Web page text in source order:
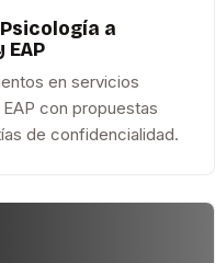
a
EAP
en servicios
con propuestas
de confidencialidad.